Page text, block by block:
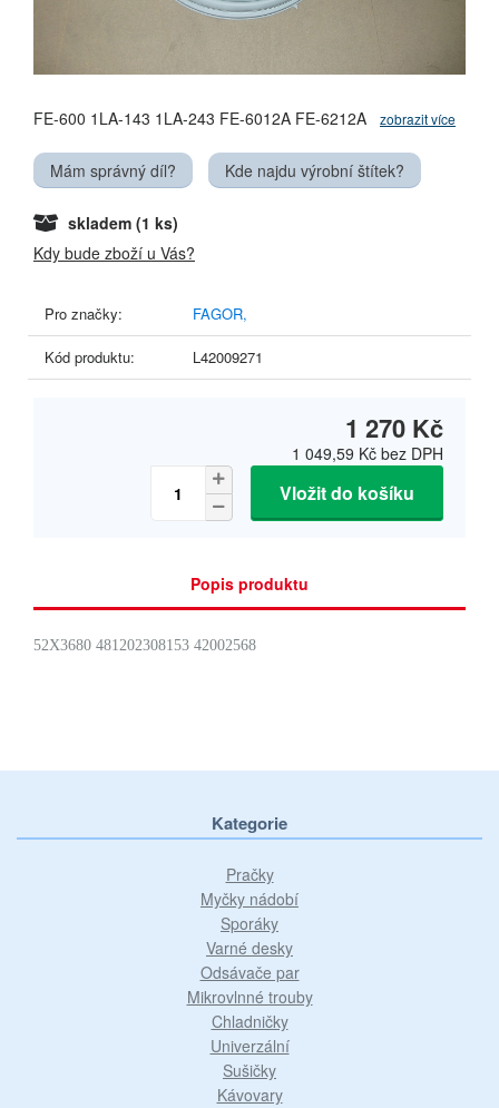
FE-600 1LA-143 1LA-243 FE-6012A FE-6212A zobrazit více
Mám správný díl? Kde najdu výrobní štítek?
skladem (1 ks)
Kdy bude zboží u Vás?
Pro značky: FAGOR,
Kód produktu: L42009271
1 270 Kč
1 049,59 Kč bez DPH
Vložit do košíku
Popis produktu
52X3680 481202308153 42002568
Kategorie
Pračky
Myčky nádobí
Sporáky
Varné desky
Odsávače par
Mikrovlnné trouby
Chladničky
Univerzální
Sušičky
Kávovary